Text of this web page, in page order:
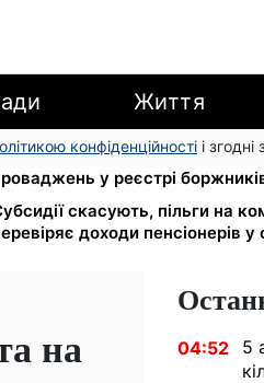
Життя
конфіденційності і
млрд грн заборгували
у реєстрі
скасують, пільги на
доходи пенсіонерів у
на 04:52
5